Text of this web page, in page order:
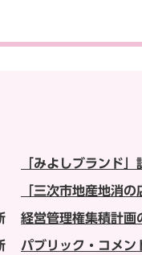
「みよしブランド
「三次市地産地消
経営管理権集積計画
パブリック・コメ